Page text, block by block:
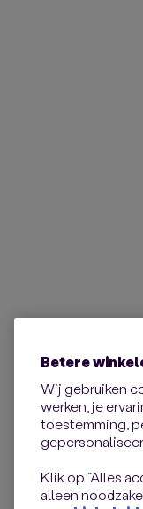
Betere
Wij gebruiken
werken, je
toestemming,
Klik op “Alles
alleen